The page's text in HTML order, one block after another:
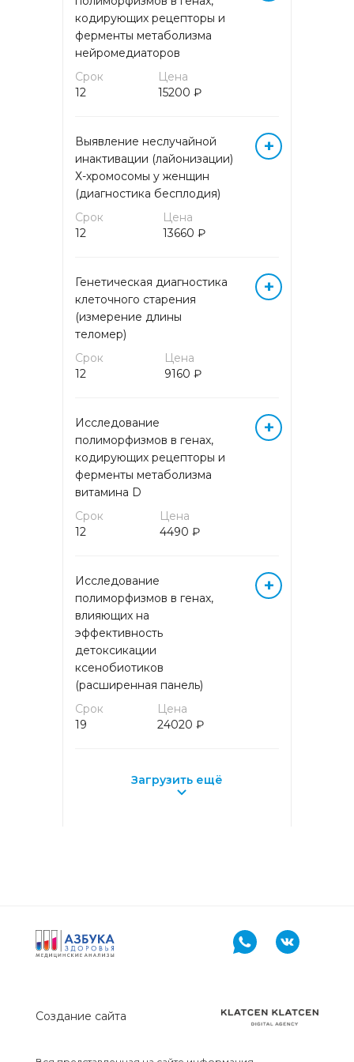
МОЛЕКУЛЯРНАЯ (ДНК/РНК)
ДИАГНОСТИКА МЕТОДОМ
ПЦР (кровь)
ОНКОГЕМАТОЛОГИЯ
СЕРОЛОГИЧЕСКИЕ МАРКЕРЫ
ИНФЕКЦИОННЫХ
ЗАБОЛЕВАНИЙ
СПЕЦИАЛИЗИРОВАННЫЕ
ТЯЖЕЛЫЕ МЕТАЛЛЫ И
МИКРОЭЛЕМЕНТЫ
УСЛУГИ
ХИМИКО-
ТОКСИКОЛОГИЧЕСКИЕ
ИССЛЕДОВАНИЯ
ЦИТОЛОГИЧЕСКИЕ
ИССЛЕДОВАНИЯ
кодирующих рецепторы и
ферменты метаболизма
нейромедиаторов
Срок
12
Цена
15200 ₽
Выявление неслучайной
инактивации (лайонизации)
Х-хромосомы у женщин
(диагностика бесплодия)
Срок
12
Цена
13660 ₽
+
Генетическая диагностика
клеточного старения
(измерение длины
теломер)
Срок
12
Цена
9160 ₽
+
Исследование
полиморфизмов в генах,
кодирующих рецепторы и
ферменты метаболизма
витамина D
Срок
12
Цена
4490 ₽
+
Исследование
полиморфизмов в генах,
влияющих на
эффективность
детоксикации
ксенобиотиков
(расширенная панель)
Срок
19
Цена
24020 ₽
+
Загрузить ещё
Создание сайта